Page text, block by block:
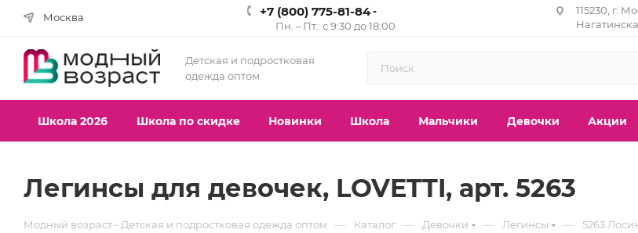
Москва +7 (800) 775-81-84
Пн. – Пт.: с 9:30 до 18:00
115230, г.
Детская и подростковая
одежда оптом
Школа 2026 Школа по скидке Новинки Школа Мальчики Девочки Акции
Легинсы для девочек, LOVETTI, арт. 5263
Модный возраст - Детская и подростковая одежда оптом — Каталог — Девочки — Легинсы — 5263